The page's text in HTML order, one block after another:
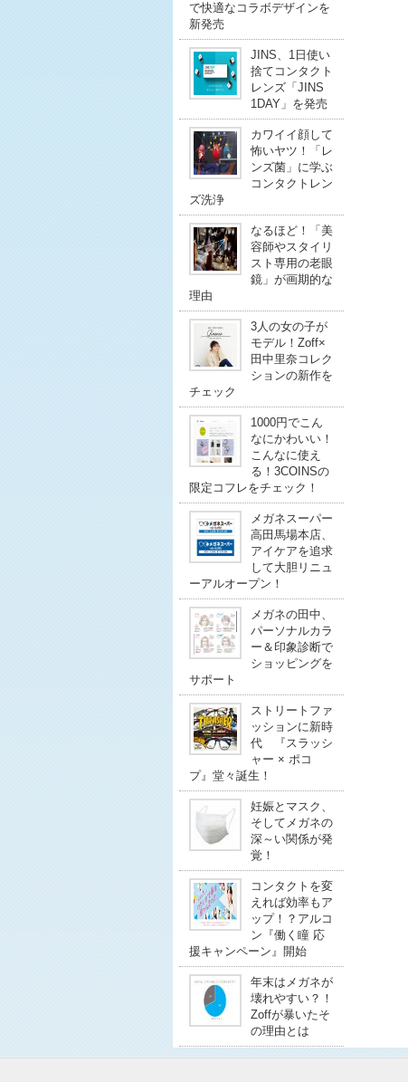
で快適なコラボデザインを
新発売
JINS、1日使い
捨てコンタクト
レンズ「JINS
1DAY」を発売
カワイイ顔して
怖いヤツ！「レ
ンズ菌」に学ぶ
コンタクトレン
ズ洗浄
なるほど！「美
容師やスタイリ
スト専用の老眼
鏡」が画期的な
理由
3人の女の子が
モデル！Zoff×
田中里奈コレク
ションの新作を
チェック
1000円でこん
なにかわいい！
こんなに使え
る！3COINSの
限定コフレをチェック！
メガネスーパー
高田馬場本店、
アイケアを追求
して大胆リニュ
ーアルオープン！
メガネの田中、
パーソナルカラ
ー＆印象診断で
ショッピングを
サポート
ストリートファ
ッションに新時
代 『スラッシ
ャー × ポコ
プ』堂々誕生！
妊娠とマスク、
そしてメガネの
深～い関係が発
覚！
コンタクトを変
えれば効率もア
ップ！？アルコ
ン『働く瞳 応
援キャンペーン』開始
年末はメガネが
壊れやすい？！
Zoffが暴いたそ
の理由とは